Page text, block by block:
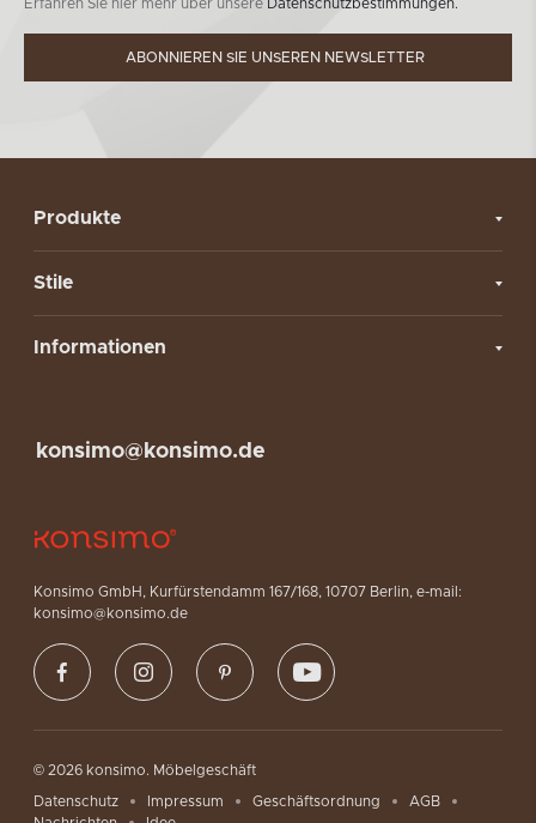
Erfahren Sie hier mehr über unsere Datenschutzbestimmungen.
ABONNIEREN SIE UNSEREN NEWSLETTER
Produkte
Stile
Informationen
Konsimo GmbH, Kurfürstendamm 167/168, 10707 Berlin, e-mail:
konsimo@konsimo.de
konsimo@konsimo.de
© 2026 konsimo. Möbelgeschäft
Datenschutz Impressum Geschäftsordnung
AGB